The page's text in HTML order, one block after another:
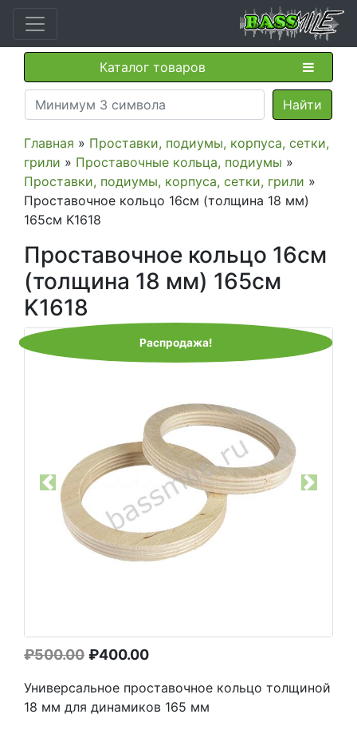
Каталог товаров
Главная » Проставки, подиумы, корпуса, сетки,
грили » Проставочные кольца, подиумы »
Проставки, подиумы, корпуса, сетки, грили »
Проставочное кольцо 16см (толщина 18 мм)
165см K1618
Проставочное кольцо 16см
(толщина 18 мм) 165см
K1618
Распродажа!
Previous Next
₽500.00 Первоначальная
составляла
₽500.00.
₽400.00Текущая
₽400.00.
Универсальное проставочное кольцо толщиной
18 мм для динамиков 165 мм